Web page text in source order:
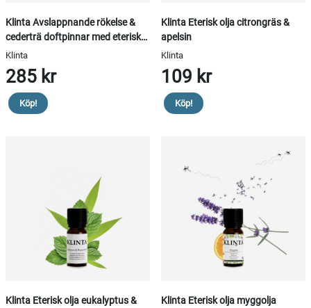
Klinta Avslappnande rökelse &
cederträ doftpinnar med eteriska
oljor
Klinta
285 kr
Köp!
Klinta Eterisk olja citrongräs &
apelsin
Klinta
109 kr
Köp!
Klinta Eterisk olja eukalyptus &
Klinta Eterisk olja myggolja